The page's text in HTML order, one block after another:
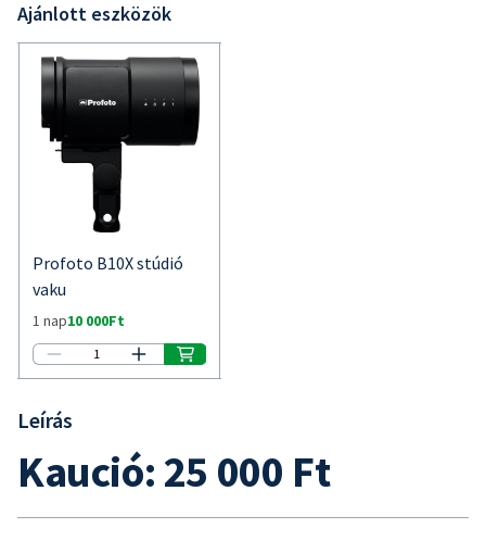
Leírás
Kaució: 25 000 Ft